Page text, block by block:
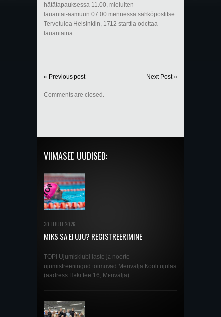
hätätapauksessa 11.00, mieluiten
lauantai-aamuun 07.00 mennessä sähköpostitse.
Tervetuloa Helsinkiin, 1712 starttia odottaa
lauantaina.
« Previous post Next Post »
Comments are closed.
VIIMASED UUDISED:
30 JUULI 2026
MIKS SA EI UJU? REGISTREERIMINE
JA TREENINGRÜHMADESSE ON AVATUD!
TOPi Ujumisklubi laste ja noorte
ujumistreeningud toimuvad Merivälja Kooli ujulas
(aadress Heki tee 16, Merivälja)...